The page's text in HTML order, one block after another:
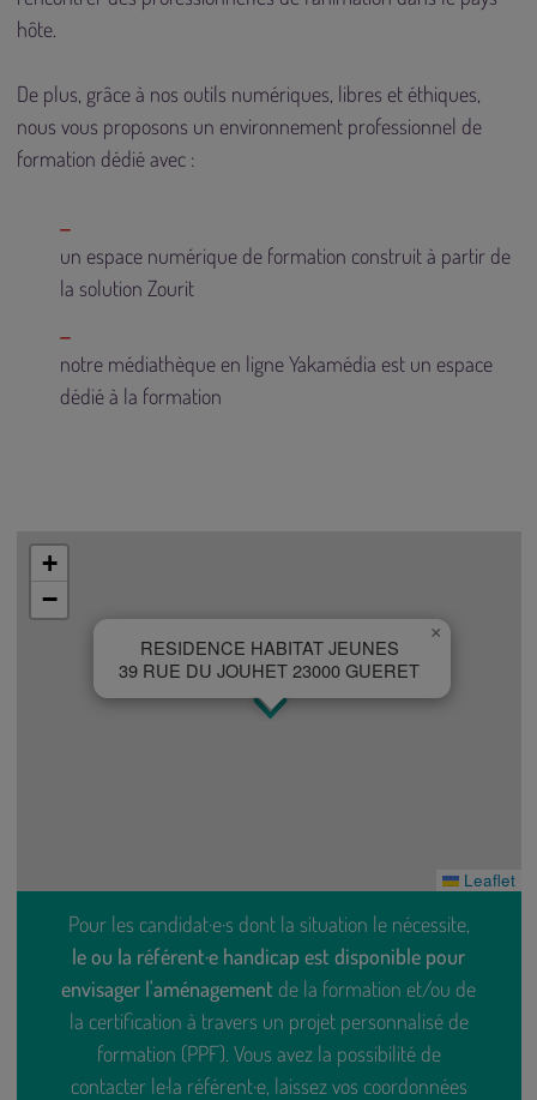
hôte.
De plus, grâce à nos outils numériques, libres et éthiques,
nous vous proposons un environnement professionnel de
formation dédié avec :
un espace numérique de formation construit à partir de
la solution Zourit
notre médiathèque en ligne Yakamédia est un espace
dédié à la formation
RESIDENCE HABITAT JEUNES
39 RUE DU JOUHET 23000 GUERET
×
+
−
Leaflet
Pour les candidat·e·s dont la situation le nécessite,
le ou la référent·e handicap est disponible pour
envisager l'aménagement de la formation et/ou de
la certification à travers un projet personnalisé de
formation (PPF). Vous avez la possibilité de
contacter le·la référent·e, laissez vos coordonnées